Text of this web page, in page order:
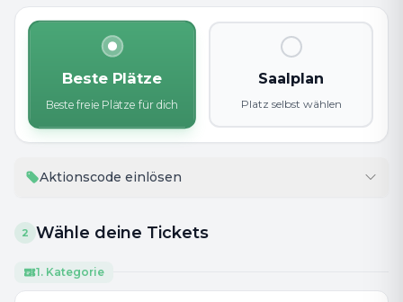
Beste Plätze
Beste freie Plätze für dich
Saalplan
Platz selbst wählen
Aktionscode einlösen
2 Wähle deine Tickets
1. Kategorie